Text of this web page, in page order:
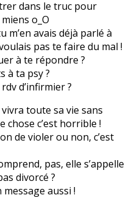
dans le truc pour
o_O
m’en avais déjà parlé à
pas te faire du mal !
à te répondre ?
à ta psy ?
d’infirmier ?
toute sa vie sans
chose c’est horrible !
de violer ou non, c’est
pas, elle s’appelle
divorcé ?
message aussi !